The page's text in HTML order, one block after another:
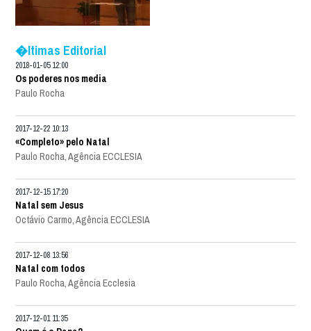
�ltimas Editorial
2018-01-05 12:00
Os poderes nos media
Paulo Rocha
2017-12-22 10:13
«Completo» pelo Natal
Paulo Rocha, Agência ECCLESIA
2017-12-15 17:20
Natal sem Jesus
Octávio Carmo, Agência ECCLESIA
2017-12-08 13:56
Natal com todos
Paulo Rocha, Agência Ecclesia
2017-12-01 11:35